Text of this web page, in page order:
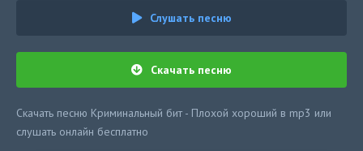
Слушать песню
Скачать песню
Скачать песню Криминальный бит - Плохой хороший в mp3 или
слушать онлайн бесплатно